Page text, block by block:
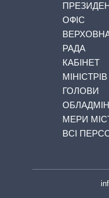
ОФІС
РАДА
КАБІНЕТ
МІНІСТРІВ
ГОЛОВИ
МЕРИ
ВСІ